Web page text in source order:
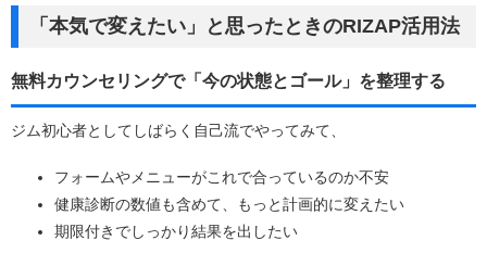
「本気で変えたい」と思ったときのRIZAP活用法
無料カウンセリングで「今の状態とゴール」を整理する
ジム初心者としてしばらく自己流でやってみて、
フォームやメニューがこれで合っているのか不安
健康診断の数値も含めて、もっと計画的に変えたい
期限付きでしっかり結果を出したい